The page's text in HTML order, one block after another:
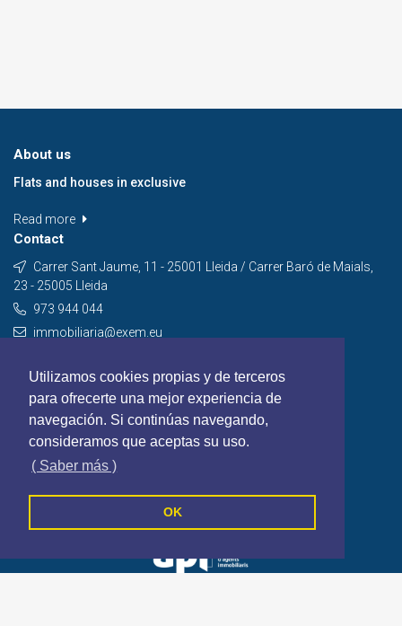
Utilizamos cookies propias y de terceros
para ofrecerte una mejor experiencia de
navegación. Si continúas navegando,
consideramos que aceptas su uso.
( Saber más )
OK
About us
Flats and houses in exclusive
Read more
Contact
Carrer Sant Jaume, 11 - 25001 Lleida / Carrer Baró de Maials,
23 - 25005 Lleida
973 944 044
immobiliaria@exem.eu
Contact